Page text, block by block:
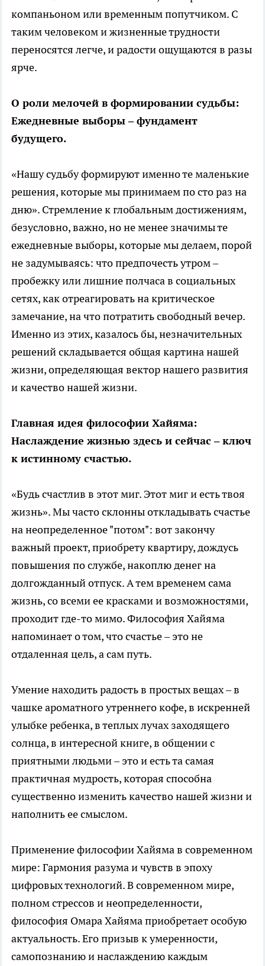
компаньоном или временным попутчиком. С
таким человеком и жизненные трудности
переносятся легче, и радости ощущаются в разы
ярче.
О роли мелочей в формировании судьбы:
Ежедневные выборы – фундамент
будущего.
«Нашу судьбу формируют именно те маленькие
решения, которые мы принимаем по сто раз на
дню». Стремление к глобальным достижениям,
безусловно, важно, но не менее значимы те
ежедневные выборы, которые мы делаем, порой
не задумываясь: что предпочесть утром –
пробежку или лишние полчаса в социальных
сетях, как отреагировать на критическое
замечание, на что потратить свободный вечер.
Именно из этих, казалось бы, незначительных
решений складывается общая картина нашей
жизни, определяющая вектор нашего развития
и качество нашей жизни.
Главная идея философии Хайяма:
Наслаждение жизнью здесь и сейчас – ключ
к истинному счастью.
«Будь счастлив в этот миг. Этот миг и есть твоя
жизнь». Мы часто склонны откладывать счастье
на неопределенное "потом": вот закончу
важный проект, приобрету квартиру, дождусь
повышения по службе, накоплю денег на
долгожданный отпуск. А тем временем сама
жизнь, со всеми ее красками и возможностями,
проходит где-то мимо. Философия Хайяма
напоминает о том, что счастье – это не
отдаленная цель, а сам путь.
Умение находить радость в простых вещах – в
чашке ароматного утреннего кофе, в искренней
улыбке ребенка, в теплых лучах заходящего
солнца, в интересной книге, в общении с
приятными людьми – это и есть та самая
практичная мудрость, которая способна
существенно изменить качество нашей жизни и
наполнить ее смыслом.
Применение философии Хайяма в современном
мире: Гармония разума и чувств в эпоху
цифровых технологий. В современном мире,
полном стрессов и неопределенности,
философия Омара Хайяма приобретает особую
актуальность. Его призыв к умеренности,
самопознанию и наслаждению каждым